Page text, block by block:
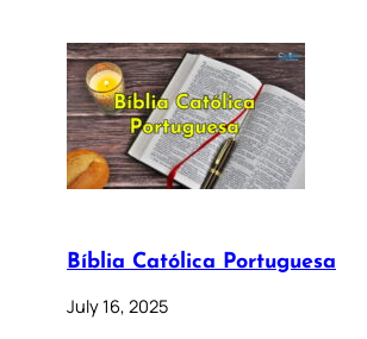
Bíblia Católica Portuguesa
July 16, 2025